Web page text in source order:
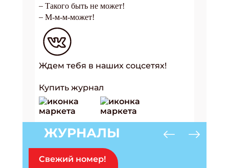
– Такого быть не может!
– М-м-м-может!
Ждем тебя в наших соцсетях!
Купить журнал
ЖУРНАЛЫ
Свежий номер!